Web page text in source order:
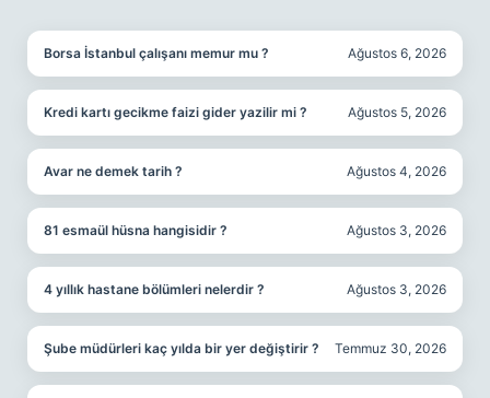
SIDEBAR
Borsa İstanbul çalışanı memur mu ? Ağustos 6, 2026
Kredi kartı gecikme faizi gider yazilir mi ? Ağustos 5, 2026
Avar ne demek tarih ? Ağustos 4, 2026
81 esmaül hüsna hangisidir ? Ağustos 3, 2026
4 yıllık hastane bölümleri nelerdir ? Ağustos 3, 2026
Şube müdürleri kaç yılda bir yer değiştirir ? Temmuz 30, 2026